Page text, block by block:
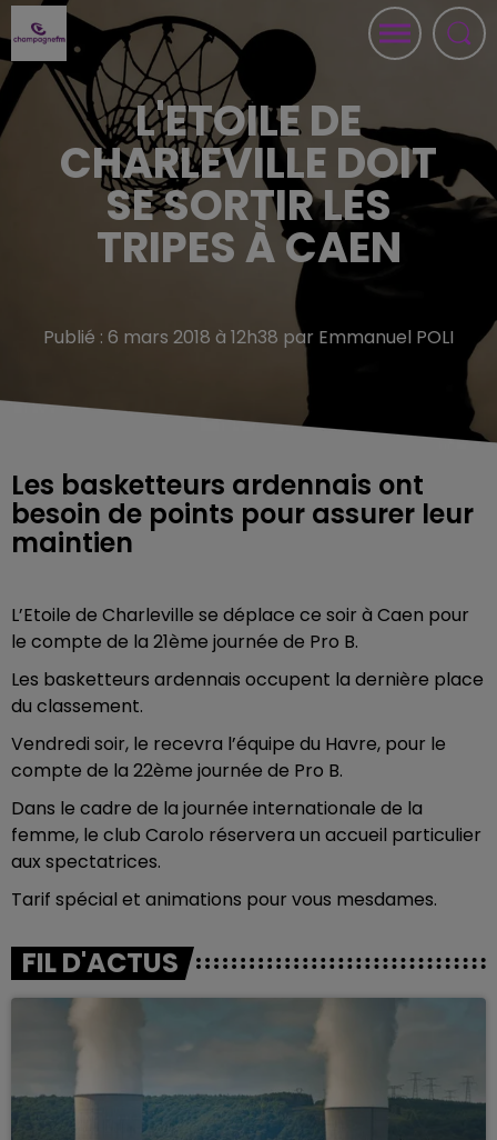
L'ETOILE DE
CHARLEVILLE DOIT
SE SORTIR LES
TRIPES À CAEN
Publié : 6 mars 2018 à 12h38 par Emmanuel POLI
Les basketteurs ardennais ont
besoin de points pour assurer leur
maintien
L’Etoile de Charleville se déplace ce soir à Caen pour
le compte de la 21ème journée de Pro B.
Les basketteurs ardennais occupent la dernière place
du classement.
Vendredi soir, le recevra l’équipe du Havre, pour le
compte de la 22ème journée de Pro B.
Dans le cadre de la journée internationale de la
femme, le club Carolo réservera un accueil particulier
aux spectatrices.
Tarif spécial et animations pour vous mesdames.
FIL D'ACTUS